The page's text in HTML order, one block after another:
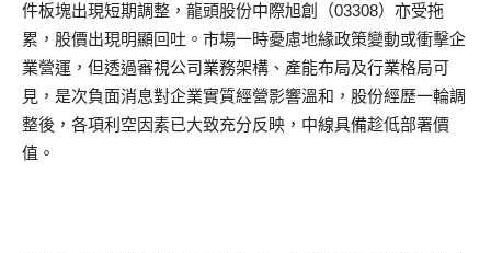
件板塊出現短期調整，龍頭股份中際旭創（03308）亦受拖
累，股價出現明顯回吐。市場一時憂慮地緣政策變動或衝擊企
業營運，但透過審視公司業務架構、產能布局及行業格局可
見，是次負面消息對企業實質經營影響溫和，股份經歷一輪調
整後，各項利空因素已大致充分反映，中線具備趁低部署價
值。